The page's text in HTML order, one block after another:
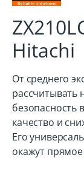
Hitachi
От среднего
рассчитывать
безопасность
качество и
Его
окажут